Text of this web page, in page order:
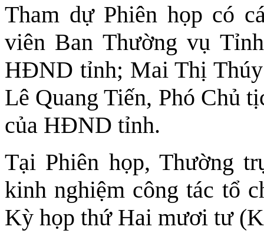
Tham dự Phiên họp có
viên Ban Thường vụ
HĐND tỉnh; Mai Thị
Lê Quang Tiến, Phó Chủ
của HĐND tỉnh.
Tại Phiên họp, Thường
kinh nghiệm công tác tổ
Kỳ họp thứ Hai mươi tư